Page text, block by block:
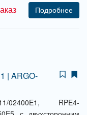
Подробнее
| ARGO-
02400E1, RPE4-